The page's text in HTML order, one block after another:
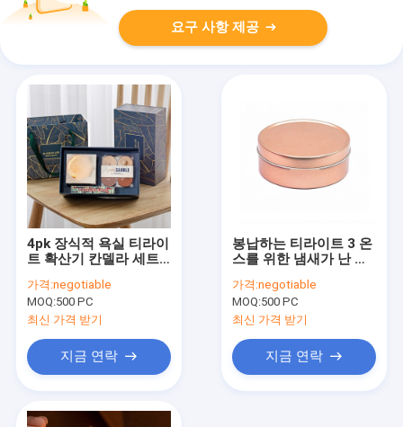
요구 사항 제공
4pk 장식적 욕실 티라이
트 확산기 칸델라 세트
가격:negotiable
MOQ:500 PC
최신 가격 받기
지금 연락
봉납하는 티라이트 3 온
스를 위한 냄새가 난 소
작은 주석 칸델라
가격:negotiable
MOQ:500 PC
최신 가격 받기
지금 연락